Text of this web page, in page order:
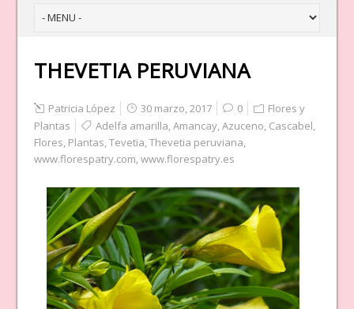
THEVETIA PERUVIANA
Patricia López 30 marzo, 2017 0
Flores y
Plantas
Adelfa amarilla,Amancay,Azuceno, Cascabel,
Flores, Plantas,Tevetia,Thevetia peruviana,
www.florespatry.com,www.florespatry.es